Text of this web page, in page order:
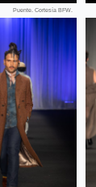
Puente. Cortesía BFW.